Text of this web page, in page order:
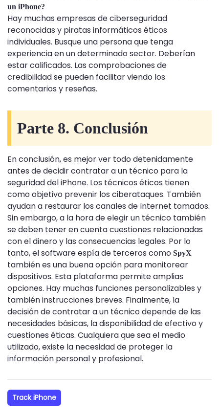
un iPhone?
Hay muchas empresas de ciberseguridad
reconocidas y piratas informáticos éticos
individuales. Busque una persona que tenga
experiencia en un determinado sector. Deberían
estar calificados. Las comprobaciones de
credibilidad se pueden facilitar viendo los
comentarios y reseñas.
Parte 8. Conclusión
En conclusión, es mejor ver todo detenidamente
antes de decidir contratar a un técnico para la
seguridad del iPhone. Los técnicos éticos tienen
como objetivo prevenir los ciberataques. También
ayudan a restaurar los canales de Internet tomados.
Sin embargo, a la hora de elegir un técnico también
se deben tener en cuenta cuestiones relacionadas
con el dinero y las consecuencias legales. Por lo
tanto, el software espía de terceros como SpyX
también es una buena opción para monitorear
dispositivos. Esta plataforma permite amplias
opciones. Hay muchas funciones personalizables y
también instrucciones breves. Finalmente, la
decisión de contratar a un técnico depende de las
necesidades básicas, la disponibilidad de efectivo y
cuestiones éticas. Cualquiera que sea el medio
utilizado, existe la necesidad de proteger la
información personal y profesional.
Track iPhone